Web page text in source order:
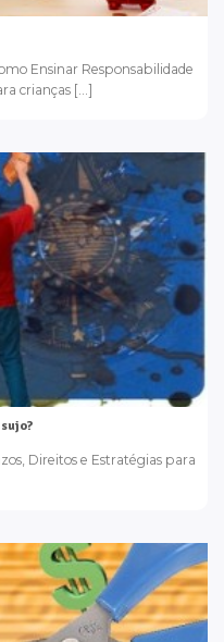
Ensinar Responsabilidade
crianças [...]
Direitos e Estratégias para